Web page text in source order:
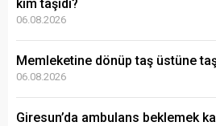
kim taşıdı?
06.08.2026
Memleketine dönüp taş üstüne
06.08.2026
Giresun’da ambulans beklemek